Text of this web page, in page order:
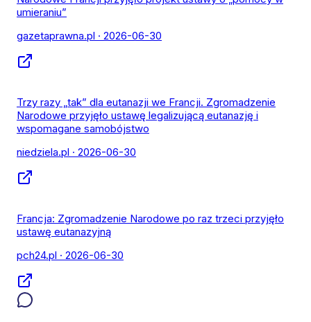
umieraniu”
gazetaprawna.pl · 2026-06-30
Trzy razy „tak” dla eutanazji we Francji. Zgromadzenie
Narodowe przyjęło ustawę legalizującą eutanazję i
wspomagane samobójstwo
niedziela.pl · 2026-06-30
Francja: Zgromadzenie Narodowe po raz trzeci przyjęło
ustawę eutanazyjną
pch24.pl · 2026-06-30